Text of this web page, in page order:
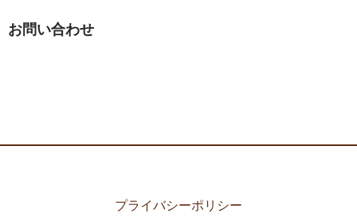
お問い合わせ
プライバシーポリシー